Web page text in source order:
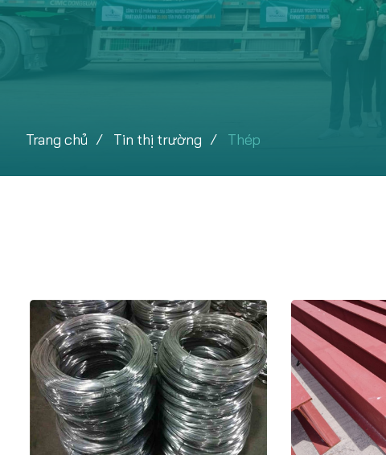
Trang chủ Tin thị trường Thép